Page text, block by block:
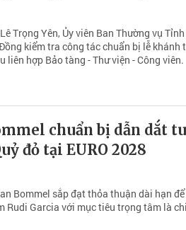
Trọng Yên, Ủy viên Ban Thường vụ
kiểm tra công tác chuẩn bị lễ khánh
liên hợp Bảo tàng - Thư viện - Công viên.
chuẩn bị dẫn dắt
đỏ tại EURO 2028
Bommel sắp đạt thỏa thuận dài hạn
Rudi Garcia với mục tiêu trọng tâm là